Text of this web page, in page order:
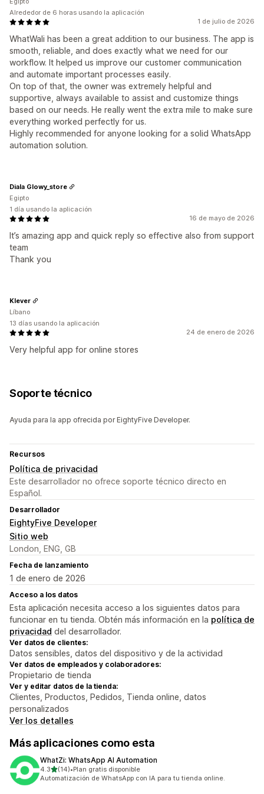
1 de julio de 2026
WhatWali has been a great addition to our business. The app is
smooth, reliable, and does exactly what we need for our
workflow. It helped us improve our customer communication
and automate important processes easily.
On top of that, the owner was extremely helpful and
supportive, always available to assist and customize things
based on our needs. He really went the extra mile to make sure
everything worked perfectly for us.
Highly recommended for anyone looking for a solid WhatsApp
automation solution.
Alrededor de 6 horas usando la aplicación
16 de mayo de 2026
It’s amazing app and quick reply so effective also from support
team
Thank you
Diala Glowy_store
Egipto
1 día usando la aplicación
24 de enero de 2026
Very helpful app for online stores
Klever
Líbano
13 días usando la aplicación
Soporte técnico
Ayuda para la app ofrecida por EightyFive Developer.
Recursos
Política de privacidad
Este desarrollador no ofrece soporte técnico directo en
Español.
Desarrollador
EightyFive Developer
Sitio web
London, ENG, GB
Fecha de lanzamiento
1 de enero de 2026
Acceso a los datos
Esta aplicación necesita acceso a los siguientes datos para
funcionar en tu tienda. Obtén más información en la política de
privacidad del desarrollador.
Ver datos de clientes:
Datos sensibles, datos del dispositivo y de la actividad
Ver datos de empleados y colaboradores:
Propietario de tienda
Ver y editar datos de la tienda:
Clientes, Productos, Pedidos, Tienda online, datos
personalizados
Ver los detalles
Más aplicaciones como esta
WhatZi: WhatsApp AI Automation
4.3de 5 estrellas
(14)
14 reseñas en total
•Plan gratis disponible
Automatización de WhatsApp con IA para tu tienda online.